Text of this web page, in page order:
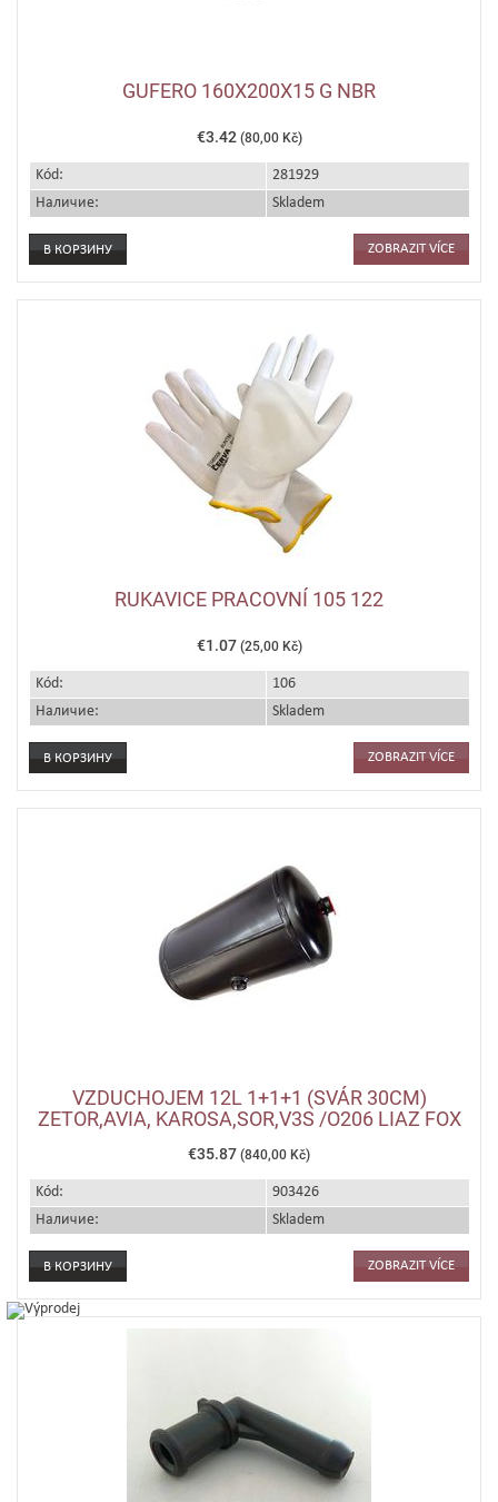
GUFERO 160X200X15 G NBR
€3.42 (80,00 Kč)
Kód:
281929
Наличие:
Skladem
ZOBRAZIT VÍCE
RUKAVICE PRACOVNÍ 105 122
€1.07 (25,00 Kč)
Kód:
106
Наличие:
Skladem
ZOBRAZIT VÍCE
VZDUCHOJEM 12L 1+1+1 (SVÁR 30CM)
ZETOR,AVIA, KAROSA,SOR,V3S /O206 LIAZ FOX
€35.87 (840,00 Kč)
Kód:
903426
Наличие:
Skladem
ZOBRAZIT VÍCE